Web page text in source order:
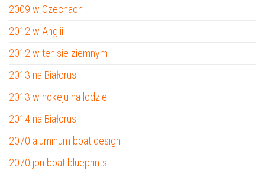
2009 w Czechach
2012 w Anglii
2012 w tenisie ziemnym
2013 na Białorusi
2013 w hokeju na lodzie
2014 na Białorusi
2070 aluminum boat design
2070 jon boat blueprints